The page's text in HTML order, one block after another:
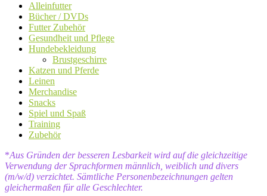
Alleinfutter
Bücher / DVDs
Futter Zubehör
Gesundheit und Pflege
Hundebekleidung
Brustgeschirre
Katzen und Pferde
Leinen
Merchandise
Snacks
Spiel und Spaß
Training
Zubehör
*Aus Gründen der besseren Lesbarkeit wird auf die gleichzeitige
Verwendung der Sprachformen männlich, weiblich und divers
(m/w/d) verzichtet. Sämtliche Personenbezeichnungen gelten
gleichermaßen für alle Geschlechter.